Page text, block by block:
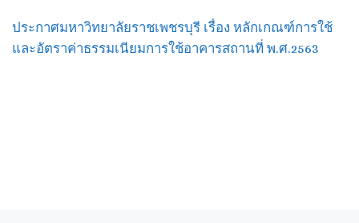
ประกาศมหาวิทยาลัยราชเพชรบุรี เรื่อง หลักเกณฑ์การใช้
และอัตราค่าธรรมเนียมการใช้อาคารสถานที่ พ.ศ.2563